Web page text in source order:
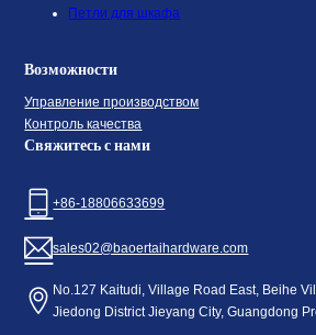
Петли для шкафа
Возможности
Управление производством
Контроль качества
Свяжитесь с нами
+86-18806633699
sales02@baoertaihardware.com
No.127 Kaitudi, Village Road East, Beihe
Jiedong District Jieyang City, Guangdong